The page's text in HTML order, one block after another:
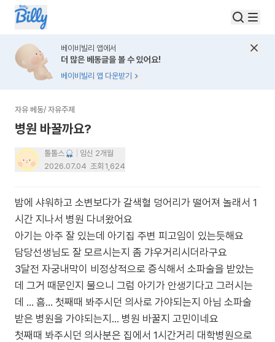
베이비빌리 앱에서
더 많은 베동글을 볼 수 있어요!
베이비빌리 앱 다운받기
자유 베동/ 자유주제
병원 바꿀까요?
톨톨스
임신 2개월
2026.07.04 조회 1,624
밤에 샤워하고 소변보다가 갈색혈 덩어리가 떨어져 놀래서 1
시간 지나서 병원 다녀왔어요
아기는 아주 잘 있는데 아기집 주변 피고임이 있는듯해요
담당선생님도 잘 모르시는지 좀 갸우거리시더라구요
3달전 자궁내막이 비정상적으로 증식해서 소파술을 받았는
데 그거 때문인지 물으니 그럼 아기가 안생기다고 그러시는
데 ... 흠... 첫째때 봐주시던 의사로 가야되는지 아님 소파술
받은 병원을 가야되는지... 병원 바꿀지 고민이네요
첫째때 봐주시던 의사분은 집에서 1시간거리 대학병원으로